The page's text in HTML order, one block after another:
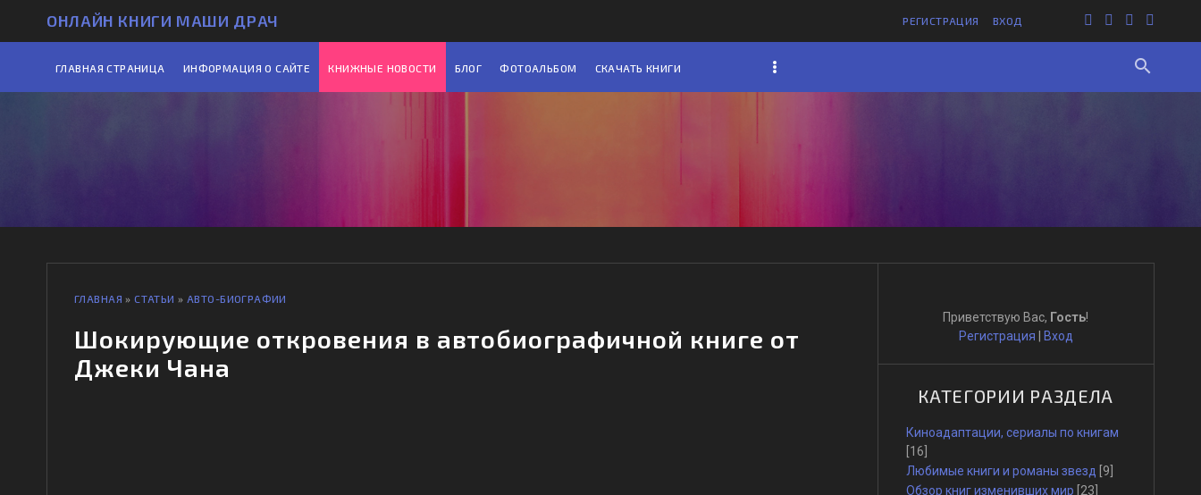
ОНЛАЙН КНИГИ МАШИ ДРАЧ РЕГИСТРАЦИЯ ВХОД
ГЛАВНАЯ СТРАНИЦА ИНФОРМАЦИЯ О САЙТЕ КНИЖНЫЕ НОВОСТИ БЛОГ ФОТОАЛЬБОМ СКАЧАТЬ КНИГИ search
ГЛАВНАЯ »СТАТЬИ » АВТО-БИОГРАФИИ
Шокирующие откровения в автобиографичной книге от
Джеки Чана
Приветствую Вас, Гость!
Регистрация | Вход
КАТЕГОРИИ РАЗДЕЛА
Киноадаптации, сериалы по книгам
[16]
Любимые книги и романы звезд [9]
Обзор книг изменивших мир [23]